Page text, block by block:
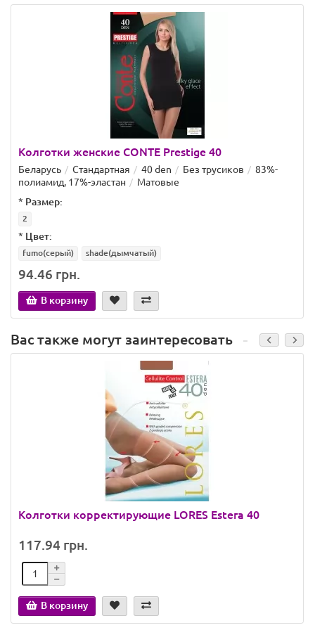
Колготки женские CONTE Prestige 40
Беларусь Стандартная 40 den Без трусиков
83%-
полиамид, 17%-эластан
Матовые
* Размер:
2
* Цвет:
fumo(серый) shade(дымчатый)
94.46 грн.
В корзину
Вас также могут заинтересовать
Колготки корректирующие LORES Estera 40
117.94 грн.
В корзину